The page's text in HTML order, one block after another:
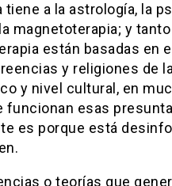
tiene a la astrología, la
magnetoterapia; y
están basadas en
y religiones de
y nivel cultural, en
funcionan esas
es porque está
o teorías que